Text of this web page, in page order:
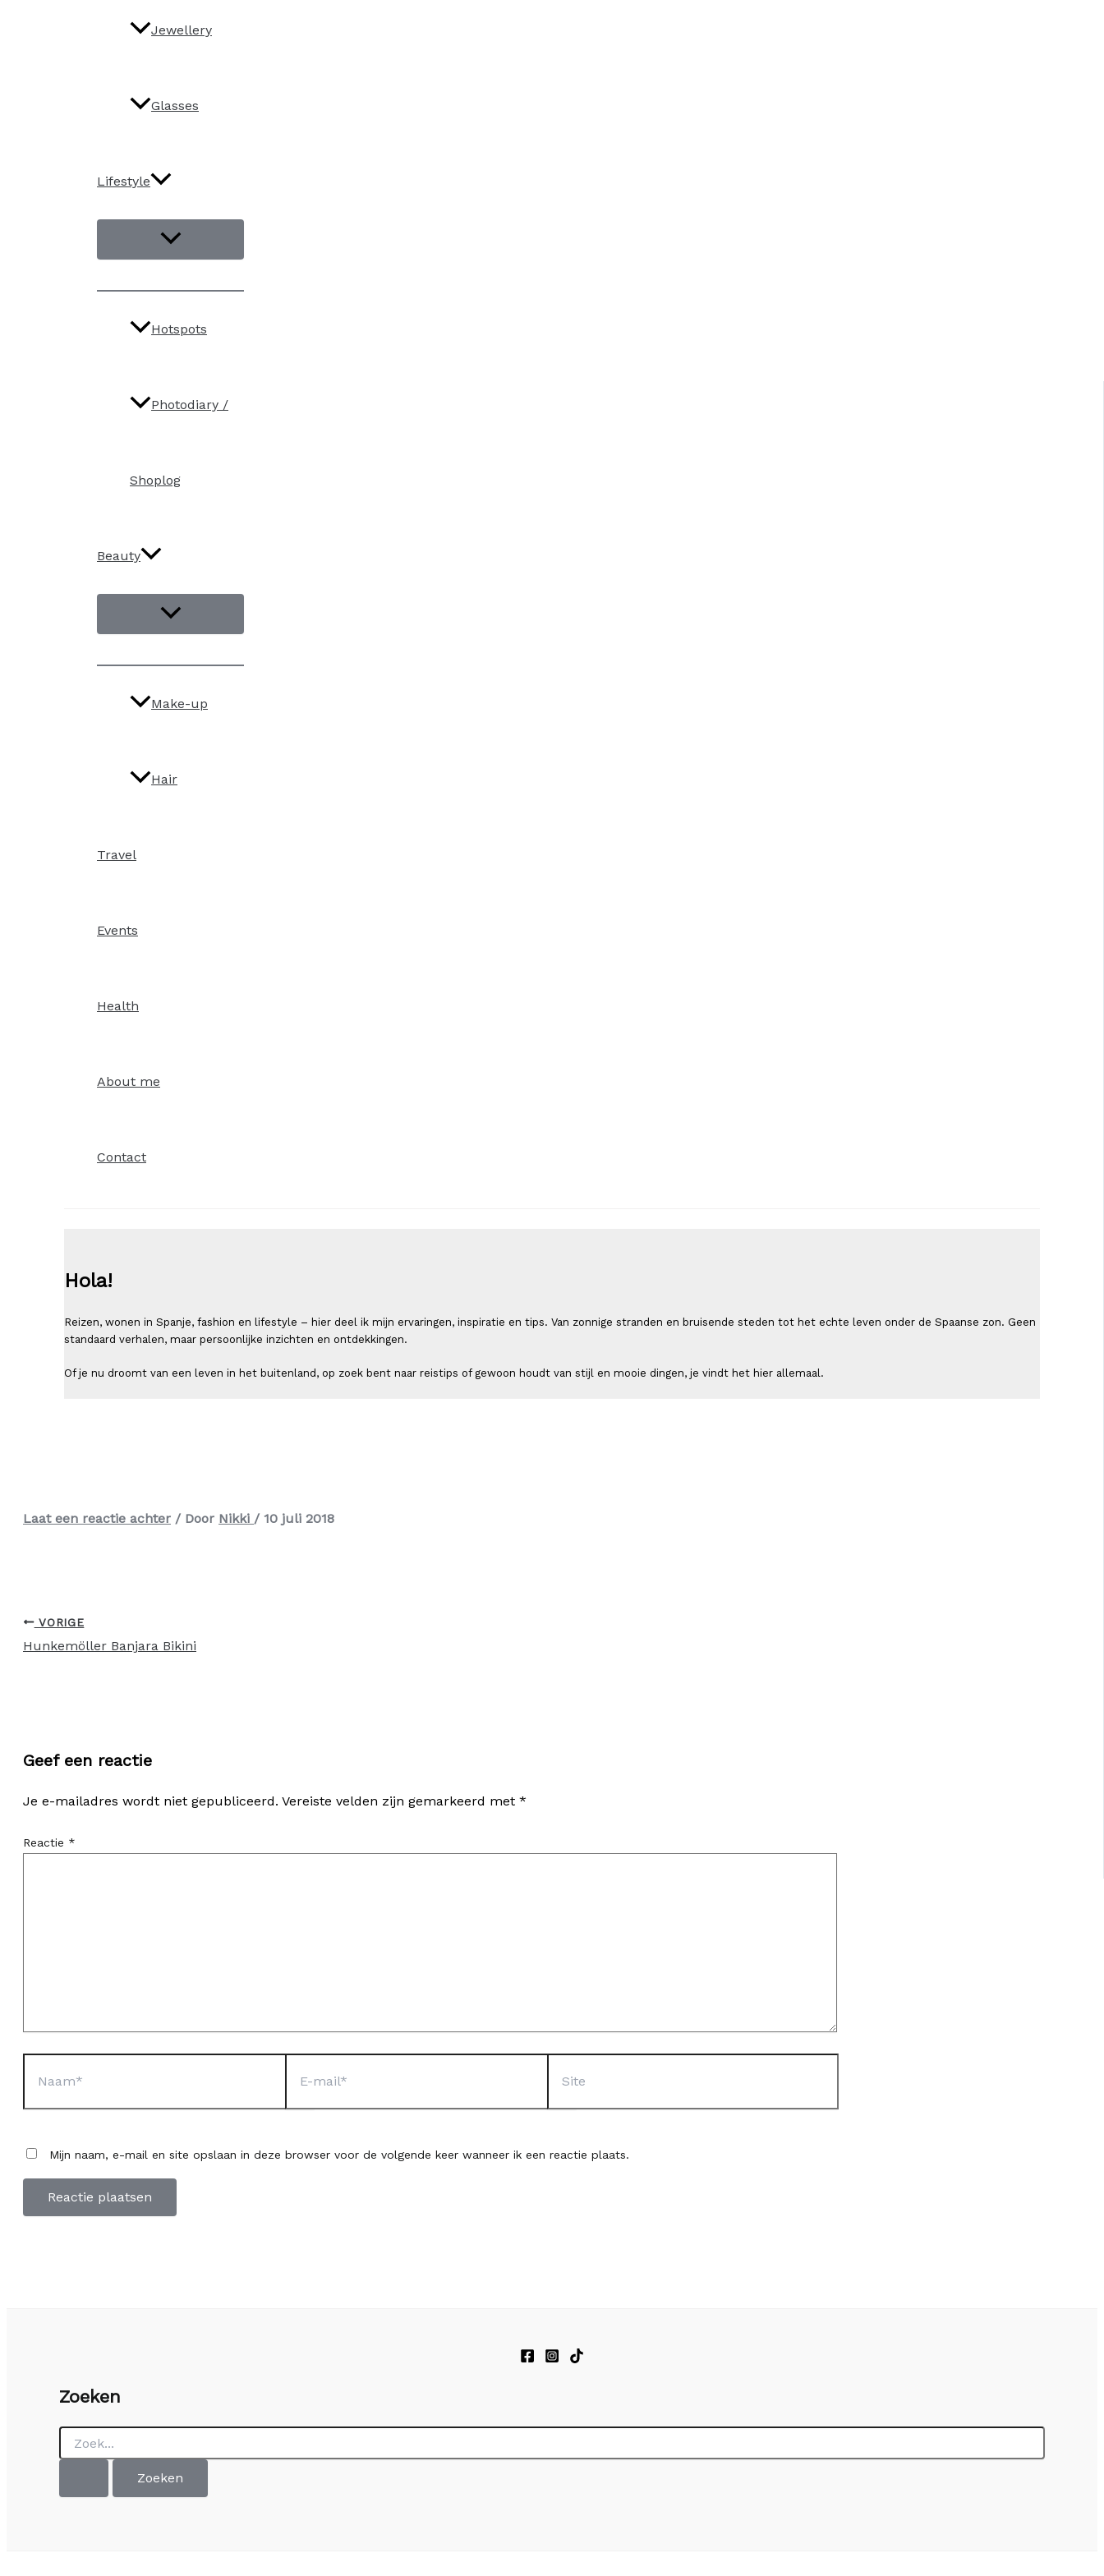
Jewellery
Glasses
Lifestyle
Hotspots
Photodiary /
Shoplog
Beauty
Make-up
Hair
Travel
Events
Health
About me
Contact
Hola!
Reizen, wonen in Spanje, fashion en lifestyle – hier deel ik mijn ervaringen, inspiratie en tips. Van zonnige stranden en bruisende steden tot het echte leven onder de Spaanse zon. Geen
standaard verhalen, maar persoonlijke inzichten en ontdekkingen.
Of je nu droomt van een leven in het buitenland, op zoek bent naar reistips of gewoon houdt van stijl en mooie dingen, je vindt het hier allemaal.
Laat een reactie achter / Door Nikki / 10 juli 2018
VORIGE
Hunkemöller Banjara Bikini
Geef een reactie
Je e-mailadres wordt niet gepubliceerd. Vereiste velden zijn gemarkeerd met *
Reactie *
mail*
Mijn naam, e-mail en site opslaan in deze browser voor de volgende keer wanneer ik een reactie plaats.
Zoeken
Zoek
naar: